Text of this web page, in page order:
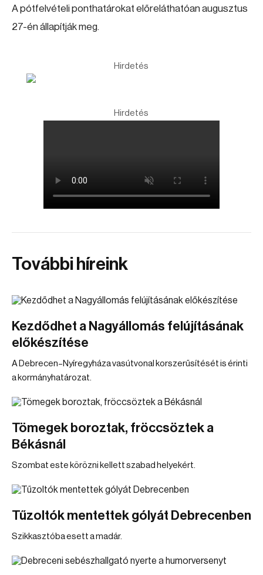
A pótfelvételi ponthatárokat előreláthatóan augusztus
27-én állapítják meg.
Hirdetés
Hirdetés
További híreink
Kezdődhet a Nagyállomás felújításának
előkészítése
A Debrecen–Nyíregyháza vasútvonal korszerűsítését is érinti
a kormányhatározat.
Tömegek boroztak, fröccsöztek a
Békásnál
Szombat este körözni kellett szabad helyekért.
Tűzoltók mentettek gólyát Debrecenben
Szikkasztóba esett a madár.